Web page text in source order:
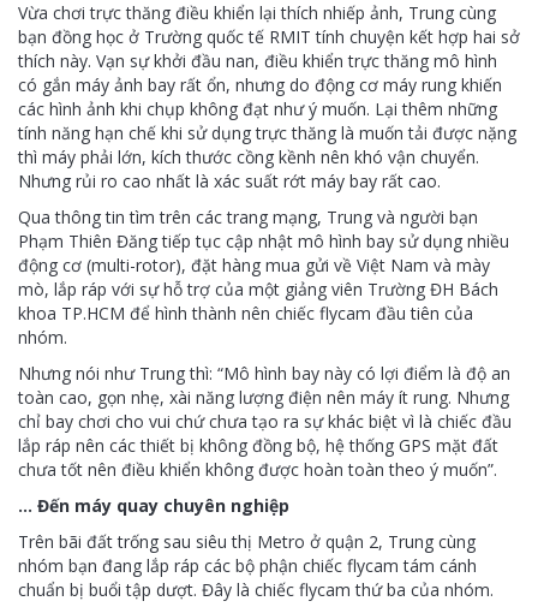
Vừa chơi trực thăng điều khiển lại thích nhiếp ảnh, Trung cùng
bạn đồng học ở Trường quốc tế RMIT tính chuyện kết hợp hai sở
thích này. Vạn sự khởi đầu nan, điều khiển trực thăng mô hình
có gắn máy ảnh bay rất ổn, nhưng do động cơ máy rung khiến
các hình ảnh khi chụp không đạt như ý muốn. Lại thêm những
tính năng hạn chế khi sử dụng trực thăng là muốn tải được nặng
thì máy phải lớn, kích thước cồng kềnh nên khó vận chuyển.
Nhưng rủi ro cao nhất là xác suất rớt máy bay rất cao.
Qua thông tin tìm trên các trang mạng, Trung và người bạn
Phạm Thiên Đăng tiếp tục cập nhật mô hình bay sử dụng nhiều
động cơ (multi-rotor), đặt hàng mua gửi về Việt Nam và mày
mò, lắp ráp với sự hỗ trợ của một giảng viên Trường ĐH Bách
khoa TP.HCM để hình thành nên chiếc flycam đầu tiên của
nhóm.
Nhưng nói như Trung thì: “Mô hình bay này có lợi điểm là độ an
toàn cao, gọn nhẹ, xài năng lượng điện nên máy ít rung. Nhưng
chỉ bay chơi cho vui chứ chưa tạo ra sự khác biệt vì là chiếc đầu
lắp ráp nên các thiết bị không đồng bộ, hệ thống GPS mặt đất
chưa tốt nên điều khiển không được hoàn toàn theo ý muốn”.
… Đến máy quay chuyên nghiệp
Trên bãi đất trống sau siêu thị Metro ở quận 2, Trung cùng
nhóm bạn đang lắp ráp các bộ phận chiếc flycam tám cánh
chuẩn bị buổi tập dượt. Đây là chiếc flycam thứ ba của nhóm.